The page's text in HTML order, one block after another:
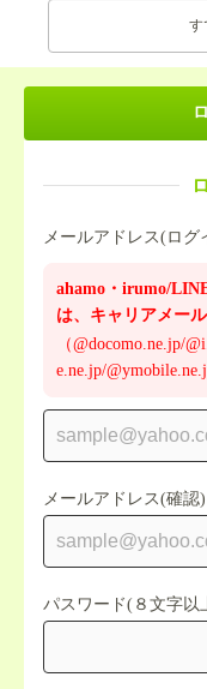
す
メールアドレス(ログ
ahamo・irumo/
は、キャリアメー
（@docomo.ne.jp/
e.ne.jp/
メールアドレス(確認)
パスワード(８文字以